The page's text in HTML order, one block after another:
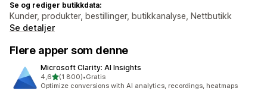
Se og rediger butikkdata:
Kunder, produkter, bestillinger, butikkanalyse, Nettbutikk
Se detaljer
Flere apper som denne
Microsoft Clarity: AI Insights
4,6av 5 stjerner
(1 800)
Totalt 1800 omtaler
•Gratis
Optimize conversions with AI analytics, recordings, heatmaps